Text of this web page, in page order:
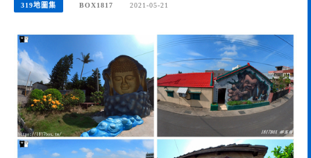
319地圖集 BOX1817 2021-05-21